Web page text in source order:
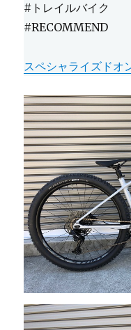
#トレイルバイク
#RECOMMEND
スペシャライズドオ